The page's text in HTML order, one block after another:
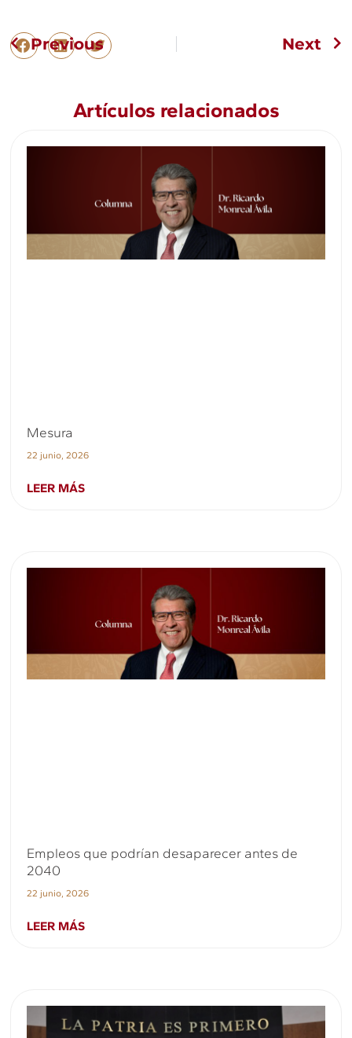
Previous Next
Artículos relacionados
Mesura
22 junio, 2026
LEER MÁS
Empleos que podrían desaparecer antes de
2040
22 junio, 2026
LEER MÁS